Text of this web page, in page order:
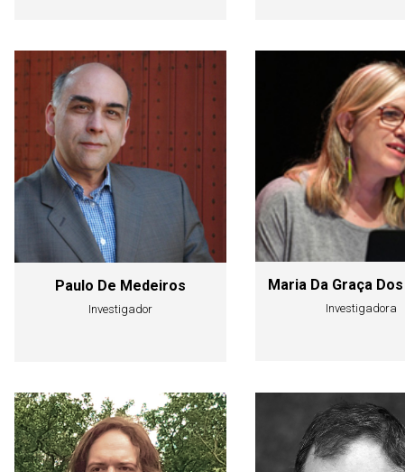
Paulo De Medeiros
Investigador
Maria Da Graça
Investigadora